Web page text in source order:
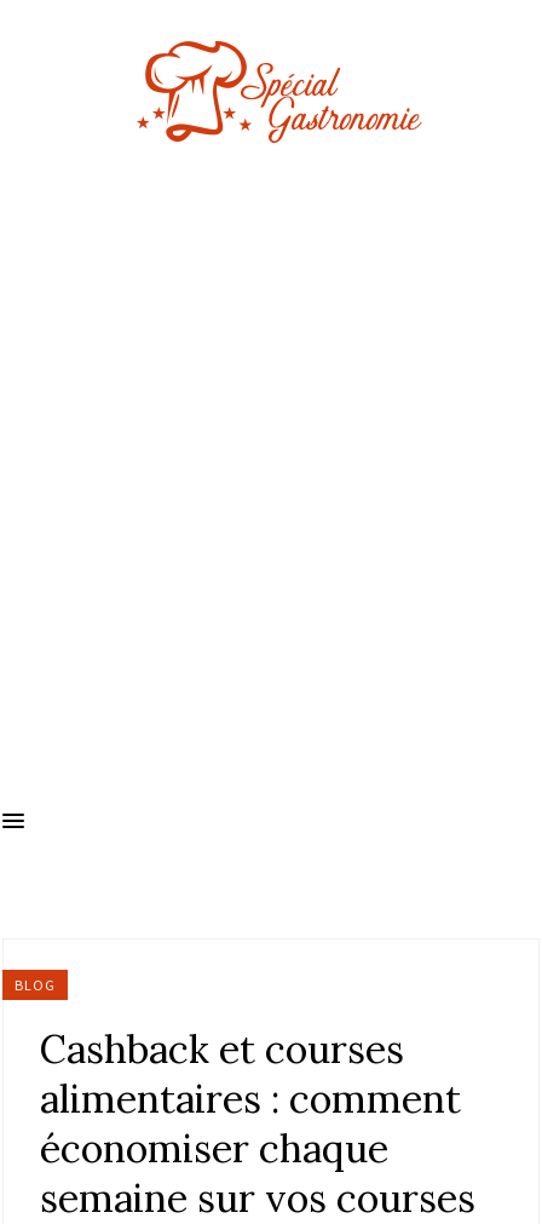
BLOG
Cashback et courses
alimentaires : comment
économiser chaque
semaine sur vos courses